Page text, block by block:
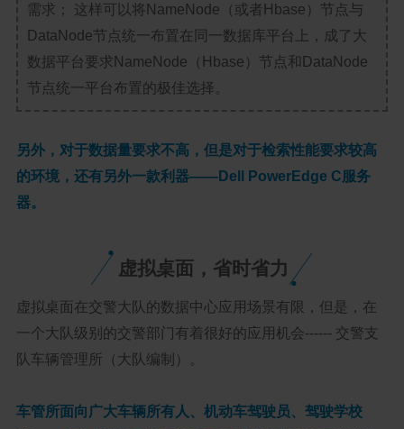
需求； 这样可以将NameNode（或者Hbase）节点与
DataNode节点统一布置在同一数据库平台上，成了大
数据平台要求NameNode（Hbase）节点和DataNode
节点统一平台布置的极佳选择。
另外，对于数据量要求不高，但是对于检索性能要求较高
的环境，还有另外一款利器——Dell PowerEdge C服务
器。
虚拟桌面，省时省力
虚拟桌面在交警大队的数据中心应用场景有限，但是，在
一个大队级别的交警部门有着很好的应用机会------ 交警支
队车辆管理所（大队编制）。
车管所面向广大车辆所有人、机动车驾驶员、驾驶学校